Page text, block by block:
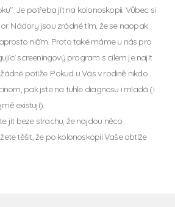
Je potřeba jít na kolonoskopii. Vůbec si
Nádory jsou zrádné tím, že se naopak
ničím. Proto také máme u nás pro
screeningový program s cílem je najít
potíže. Pokud u Vás v rodině nikdo
pak jste na tuhle diagnosu i mladá (i
existují).
jít beze strachu, že najdou něco
těšit, že po kolonoskopii Vaše obtíže